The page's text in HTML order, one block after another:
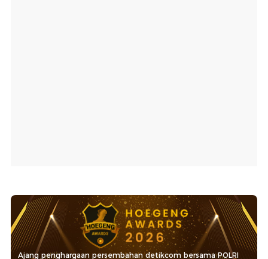
Ajang penghargaan persembahan detikcom bersama POLRI